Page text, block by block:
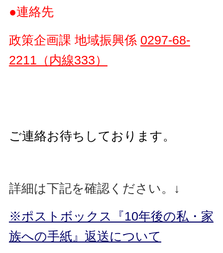
●連絡先
政策企画課 地域振興係 0297-68-
2211（内線333）
ご連絡お待ちしております。
詳細は下記を確認ください。↓
※ポストボックス『10年後の私・家
族への手紙』返送について